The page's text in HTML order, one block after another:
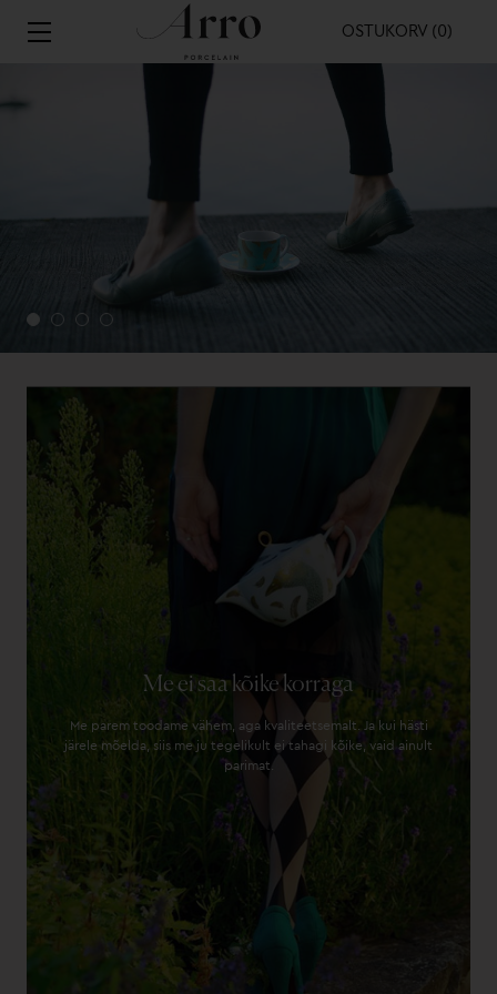
OSTUKORV (0)
Me ei saa kõike korraga
Me parem toodame vähem, aga kvaliteetsemalt. Ja kui hästi
järele mõelda, siis me ju tegelikult ei tahagi kõike, vaid ainult
parimat.